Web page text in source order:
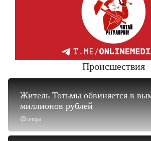
Происшествия
вчера
Житель Тотьмы обвиняется в
миллионов рублей